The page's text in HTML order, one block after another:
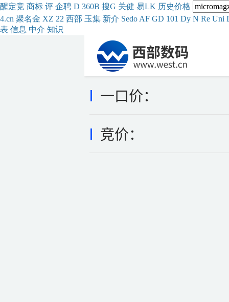
醒定竞 商标 评 企聘 D 360B 搜G 关健 易LK 历史价格
4.cn 聚名金 XZ 22 西部 玉集 新介 Sedo AF GD 101 Dy N Re Uni
表 信息 中介 知识